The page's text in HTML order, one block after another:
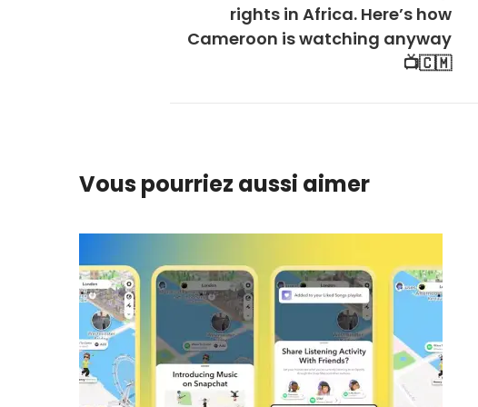
rights in Africa. Here’s how
Cameroon is watching anyway
📺🇨🇲
Vous pourriez aussi aimer